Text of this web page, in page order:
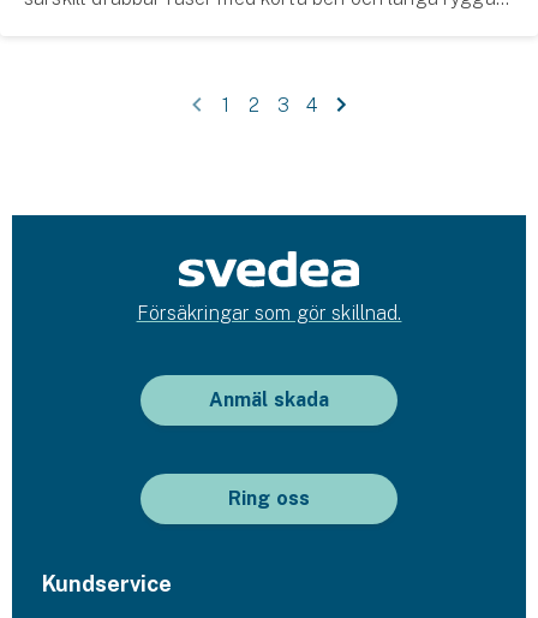
1 2 3 4
Försäkringar som gör skillnad.
Anmäl skada
Ring oss
Kundservice